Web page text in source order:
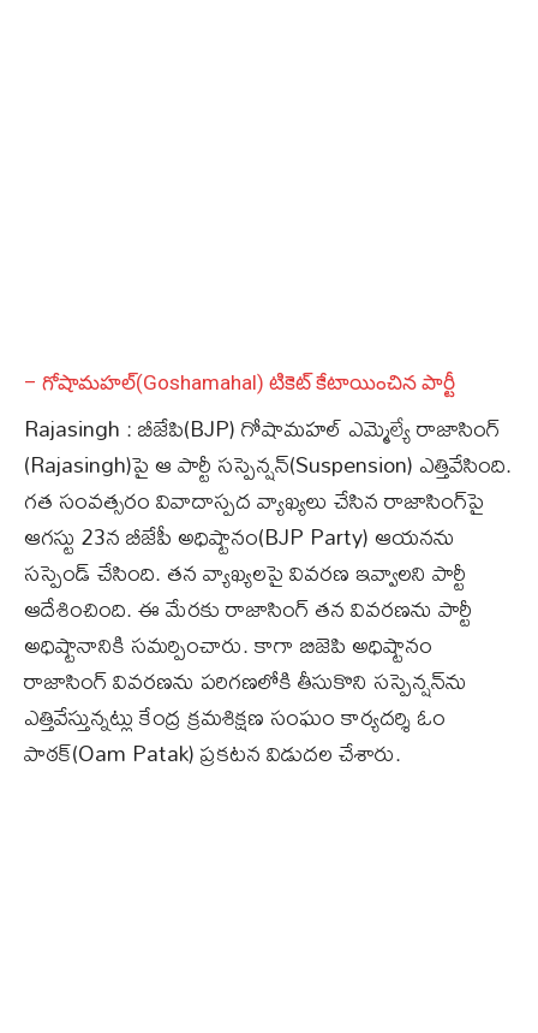
– గోషామహల్‌(Goshamahal) టికెట్‌ కేటాయించిన పార్టీ
Rajasingh : బీజేపి(BJP) గోషామహల్‌ ఎమ్మెల్యే రాజాసింగ్‌
(Rajasingh)పై ఆ పార్టీ సస్పెన్షన్‌(Suspension) ఎత్తివేసింది.
గత సంవత్సరం వివాదాస్పద వ్యాఖ్యలు చేసిన రాజాసింగ్‌పై
ఆగస్టు 23న బీజేపీ అధిష్టానం(BJP Party) ఆయనను
సస్పెండ్‌ చేసింది. తన వ్యాఖ్యలపై వివరణ ఇవ్వాలని పార్టీ
ఆదేశించింది. ఈ మేరకు రాజాసింగ్‌ తన వివరణను పార్టీ
అధిష్టానానికి సమర్పించారు. కాగా బిజెపి అధిష్టానం
రాజాసింగ్‌ వివరణను పరిగణలోకి తీసుకొని సస్పెన్షన్‌ను
ఎత్తివేస్తున్నట్లు కేంద్ర క్రమశిక్షణ సంఘం కార్యదర్శి ఓం
పాఠక్‌(Oam Patak) ప్రకటన విడుదల చేశారు.